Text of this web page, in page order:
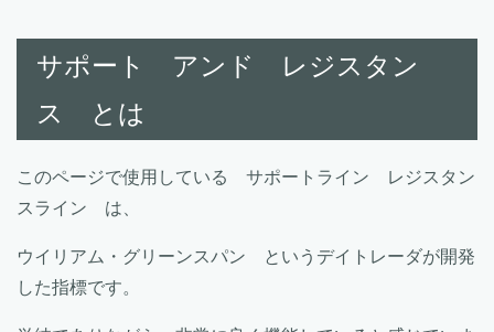
サポート アンド レジスタン
ス とは
このページで使用している サポートライン レジスタン
スライン は、
ウイリアム・グリーンスパン というデイトレーダが開発
した指標です。